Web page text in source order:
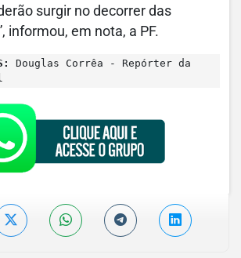
surgir no decorrer das
informou, em nota, a PF.
Douglas Corrêa - Repórter da